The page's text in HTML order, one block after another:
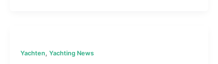
Yachten, Yachting News